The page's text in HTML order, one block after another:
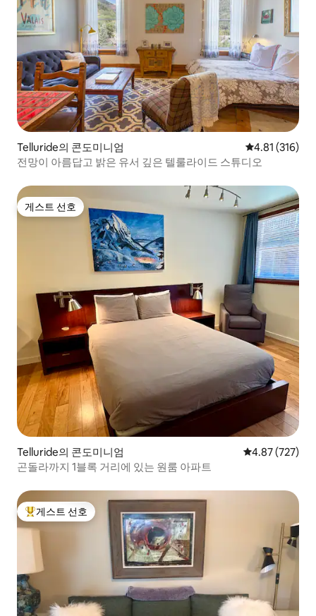
Telluride의 콘도미니엄 평점 4.81점(5
4.81 (316)
전망이 아름답고 밝은 유서 깊은 텔룰라이드 스튜디오
게스트 선호
게스트 선호
Telluride의 콘도미니엄 평점 4.87점(5
4.87 (727)
곤돌라까지 1블록 거리에 있는 원룸 아파트
상위 게스트 선호
게스트 선호